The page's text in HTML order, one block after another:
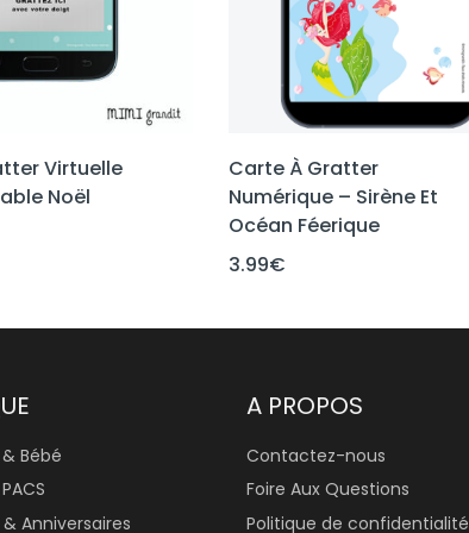
Virtuelle
Noël
Carte À Gratter
Numérique – Sirène Et
Océan Féerique
3.99€
Bébé
Anniversaires
A PROPOS
Contactez-nous
Foire Aux Questions
Politique de confidentialité